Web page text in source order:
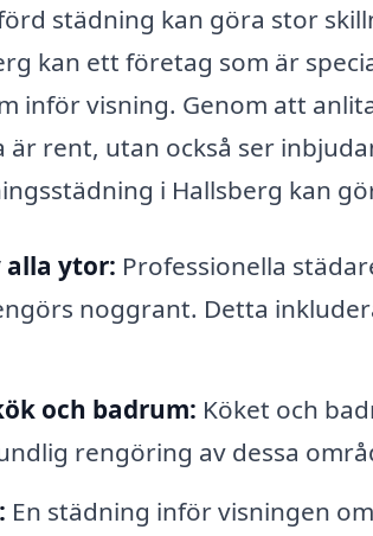
städning kan göra stor
kan ett företag som är
inför visning. Genom att
rent, utan också ser
i Hallsberg kan
alla ytor: Professionella
noggrant. Detta
och badrum: Köket och
rengöring av dessa
En städning inför visningen